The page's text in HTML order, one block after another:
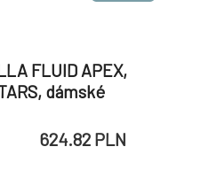
FLUID APEX,
dámské
624.82 PLN